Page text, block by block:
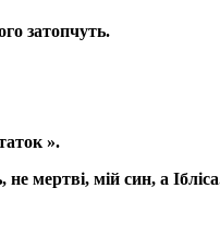
затопчуть.
».
мертві, мій син, а